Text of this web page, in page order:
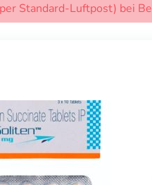
Standard-Luftpost) bei